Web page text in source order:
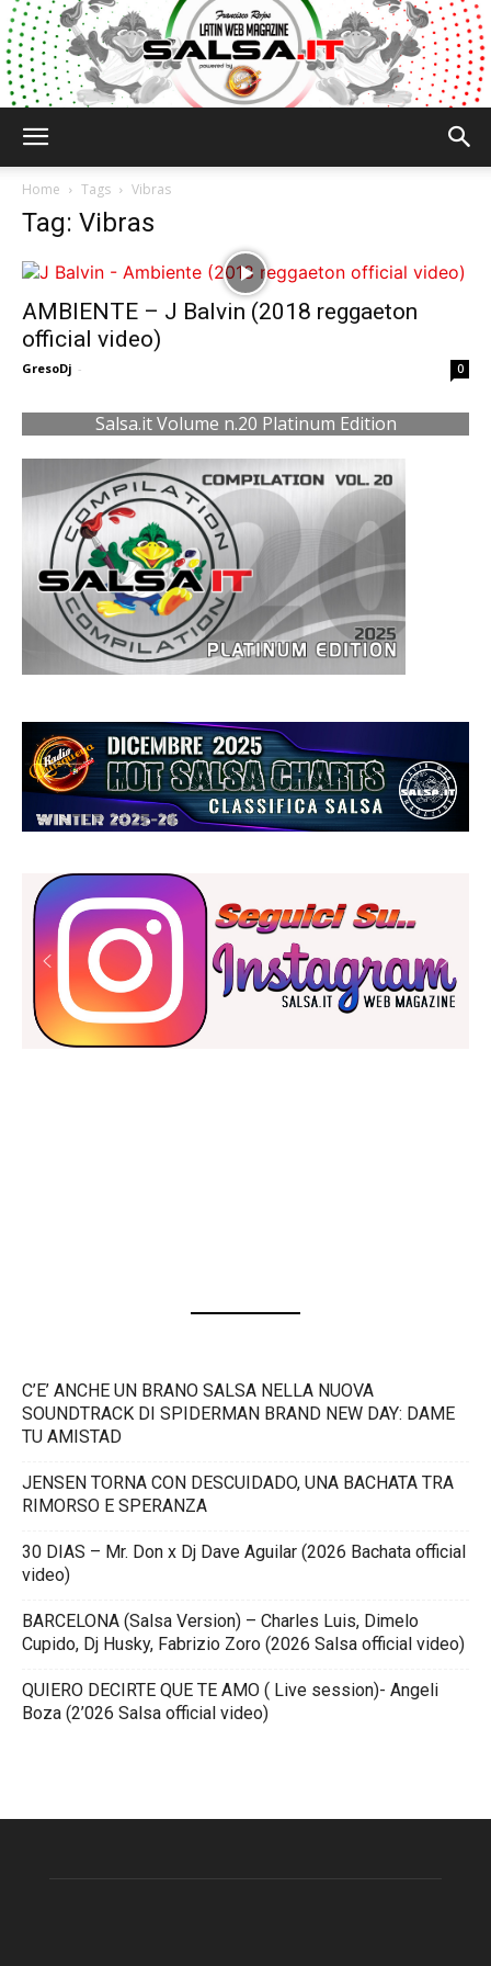
Home Tags Vibras
Tag: Vibras
AMBIENTE – J Balvin (2018 reggaeton
official video)
GresoDj - 0
Salsa.it Volume n.20 Platinum Edition
C’E’ ANCHE UN BRANO SALSA NELLA NUOVA
SOUNDTRACK DI SPIDERMAN BRAND NEW DAY: DAME
TU AMISTAD
JENSEN TORNA CON DESCUIDADO, UNA BACHATA TRA
RIMORSO E SPERANZA
30 DIAS – Mr. Don x Dj Dave Aguilar (2026 Bachata official
video)
BARCELONA (Salsa Version) – Charles Luis, Dimelo
Cupido, Dj Husky, Fabrizio Zoro (2026 Salsa official video)
QUIERO DECIRTE QUE TE AMO ( Live session)- Angeli
Boza (2’026 Salsa official video)